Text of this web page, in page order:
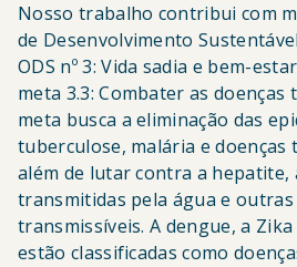
Nosso trabalho contribui com
de Desenvolvimento
ODS nº 3: Vida sadia e bem-
meta 3.3: Combater as doenças
meta busca a eliminação das
tuberculose, malária e doenças
além de lutar contra a hepatite,
transmitidas pela água e outras
transmissíveis. A dengue, a
estão classificadas como